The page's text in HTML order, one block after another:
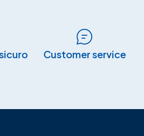
Customer service